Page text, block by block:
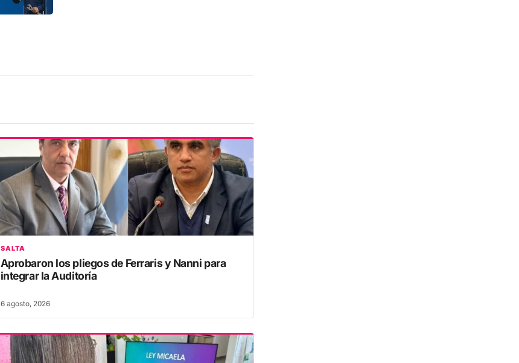
SALTA
Aprobaron los pliegos de Ferraris y Nanni para
integrar la Auditoría
6 agosto, 2026